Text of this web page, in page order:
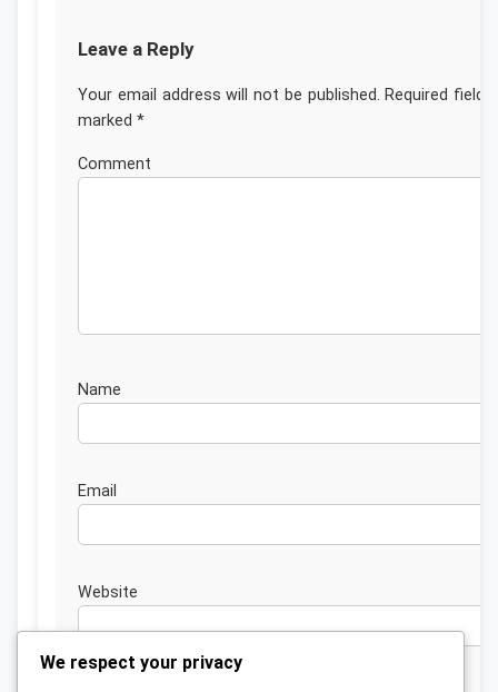
Leave a Reply
Your email address will not be published. Required fields
marked *
Website
We respect your privacy